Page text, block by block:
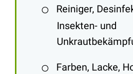
Reiniger,
Insekten- und
Farben, Lacke,